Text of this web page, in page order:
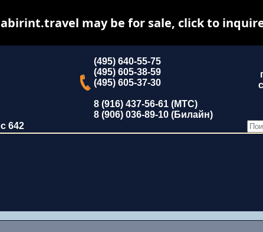
(495) 640-55-75
(495) 605-38-59
(495) 605-37-30
8 (916) 437-56-61 (МТС)
8 (906) 036-89-10 (Билайн)
642
may be for sale, click to